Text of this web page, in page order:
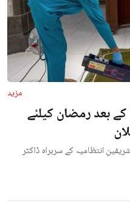
مزید
بعد رمضان کیلئے
انتظامیہ کے سربراہ ڈاکٹر